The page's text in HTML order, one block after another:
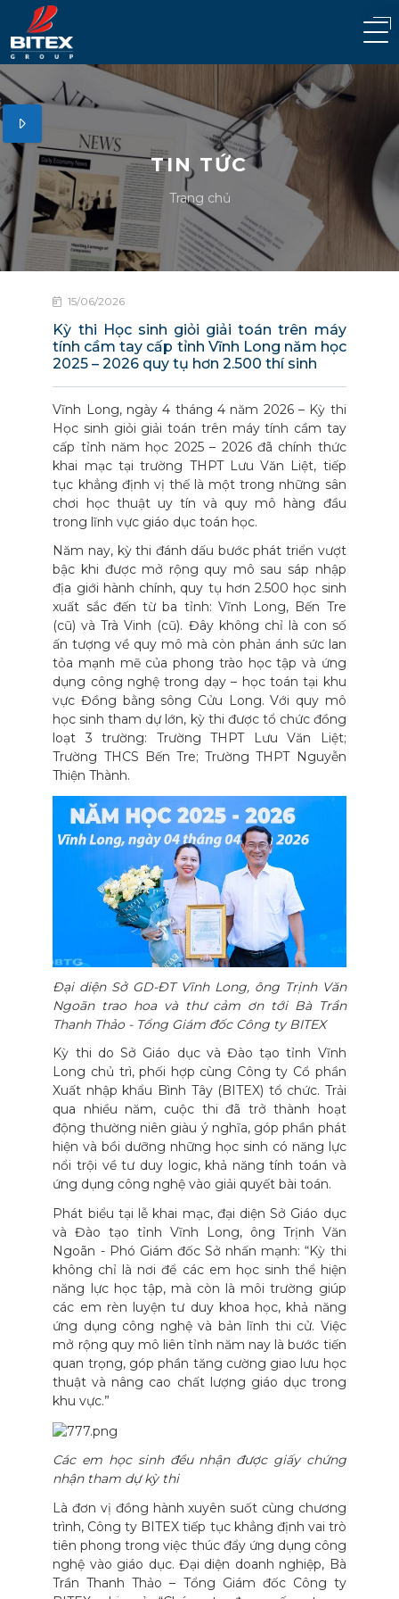
TIN TỨC
Trang chủ
15/06/2026
Kỳ thi Học sinh giỏi giải toán trên máy
tính cầm tay cấp tỉnh Vĩnh Long năm học
2025 – 2026 quy tụ hơn 2.500 thí sinh
Vĩnh Long, ngày 4 tháng 4 năm 2026 – Kỳ thi
Học sinh giỏi giải toán trên máy tính cầm tay
cấp tỉnh năm học 2025 – 2026 đã chính thức
khai mạc tại trường THPT Lưu Văn Liệt, tiếp
tục khẳng định vị thế là một trong những sân
chơi học thuật uy tín và quy mô hàng đầu
trong lĩnh vực giáo dục toán học.
Năm nay, kỳ thi đánh dấu bước phát triển vượt
bậc khi được mở rộng quy mô sau sáp nhập
địa giới hành chính, quy tụ hơn 2.500 học sinh
xuất sắc đến từ ba tỉnh: Vĩnh Long, Bến Tre
(cũ) và Trà Vinh (cũ). Đây không chỉ là con số
ấn tượng về quy mô mà còn phản ánh sức lan
tỏa mạnh mẽ của phong trào học tập và ứng
dụng công nghệ trong dạy – học toán tại khu
vực Đồng bằng sông Cửu Long. Với quy mô
học sinh tham dự lớn, kỳ thi được tổ chức đồng
loạt 3 trường: Trường THPT Lưu Văn Liệt;
Trường THCS Bến Tre; Trường THPT Nguyễn
Thiện Thành.
Đại diện Sở GD-ĐT Vĩnh Long, ông Trịnh Văn
Ngoãn trao hoa và thư cảm ơn tới Bà Trần
Thanh Thảo - Tổng Giám đốc Công ty BITEX
Kỳ thi do Sở Giáo dục và Đào tạo tỉnh Vĩnh
Long chủ trì, phối hợp cùng Công ty Cổ phần
Xuất nhập khẩu Bình Tây (BITEX) tổ chức. Trải
qua nhiều năm, cuộc thi đã trở thành hoạt
động thường niên giàu ý nghĩa, góp phần phát
hiện và bồi dưỡng những học sinh có năng lực
nổi trội về tư duy logic, khả năng tính toán và
ứng dụng công nghệ vào giải quyết bài toán.
Phát biểu tại lễ khai mạc, đại diện Sở Giáo dục
và Đào tạo tỉnh Vĩnh Long, ông Trịnh Văn
Ngoãn - Phó Giám đốc Sở nhấn mạnh: “Kỳ thi
không chỉ là nơi để các em học sinh thể hiện
năng lực học tập, mà còn là môi trường giúp
các em rèn luyện tư duy khoa học, khả năng
ứng dụng công nghệ và bản lĩnh thi cử. Việc
mở rộng quy mô liên tỉnh năm nay là bước tiến
quan trọng, góp phần tăng cường giao lưu học
thuật và nâng cao chất lượng giáo dục trong
khu vực.”
Các em học sinh đều nhận được giấy chứng
nhận tham dự kỳ thi
Là đơn vị đồng hành xuyên suốt cùng chương
trình, Công ty BITEX tiếp tục khẳng định vai trò
tiên phong trong việc thúc đẩy ứng dụng công
nghệ vào giáo dục. Đại diện doanh nghiệp, Bà
Trần Thanh Thảo – Tổng Giám đốc Công ty